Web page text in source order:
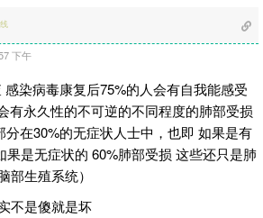
下午
染病毒康复后75%的人会有自我能感受
有永久性的不可逆的不同程度的肺部受损
分在30%的无症状人士中，也即 如果是有
果是无症状的 60%肺部受损 这些还只是肺
部生殖系统）
不是傻就是坏